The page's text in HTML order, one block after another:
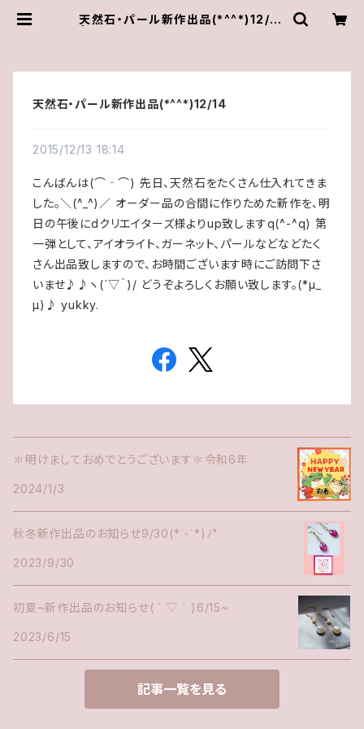
天然石・パール新作出品(*^^*)12/14
天然石・パール新作出品(*^^*)12/14
2015/12/13 18:14
こんばんは(⌒‐⌒) 先日、天然石をたくさん仕入れてきま
した。＼(^_^)／ オーダー品の合間に作りためた新作を、明
日の午後にdクリエイターズ様よりup致しますq(^-^q) 第
一弾として、アイオライト、ガーネット、パールなどなどたく
さん出品致しますので、お時間ございます時にご訪問下さ
いませ♪♪ヽ(´▽｀)/ どうぞよろしくお願い致します。(*μ_
μ)♪ yukky.
✽明けましておめでとうございます✽令和6年
2024/1/3
秋冬新作出品のお知らせ9/30(*ˊᵕˋ*)ﾉ"
2023/9/30
初夏~新作出品のお知らせ( ´ ▽ ` )6/15~
2023/6/15
記事一覧を見る